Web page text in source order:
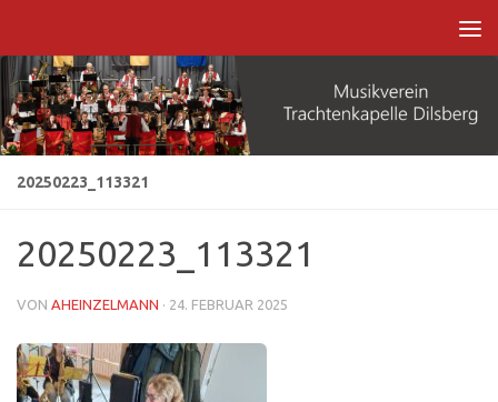
20250223_113321
20250223_113321
VON AHEINZELMANN · 24. FEBRUAR 2025